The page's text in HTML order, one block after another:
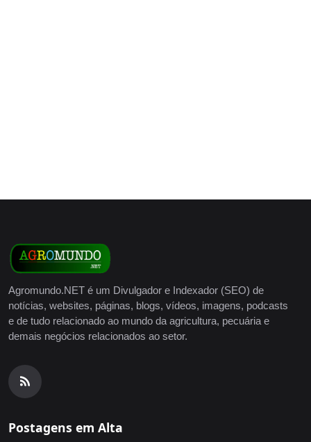
Agromundo.NET é um Divulgador e Indexador (SEO) de
notícias, websites, páginas, blogs, vídeos, imagens, podcasts
e de tudo relacionado ao mundo da agricultura, pecuária e
demais negócios relacionados ao setor.
Postagens em Alta